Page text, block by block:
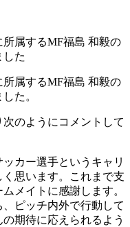
属するMF福島 和毅の
した
属するMF福島 和毅の
た。
のようにコメントして
カー選手というキャリ
思います。これまで支
メイトに感謝します。
ピッチ内外で行動して
期待に応えられるよう